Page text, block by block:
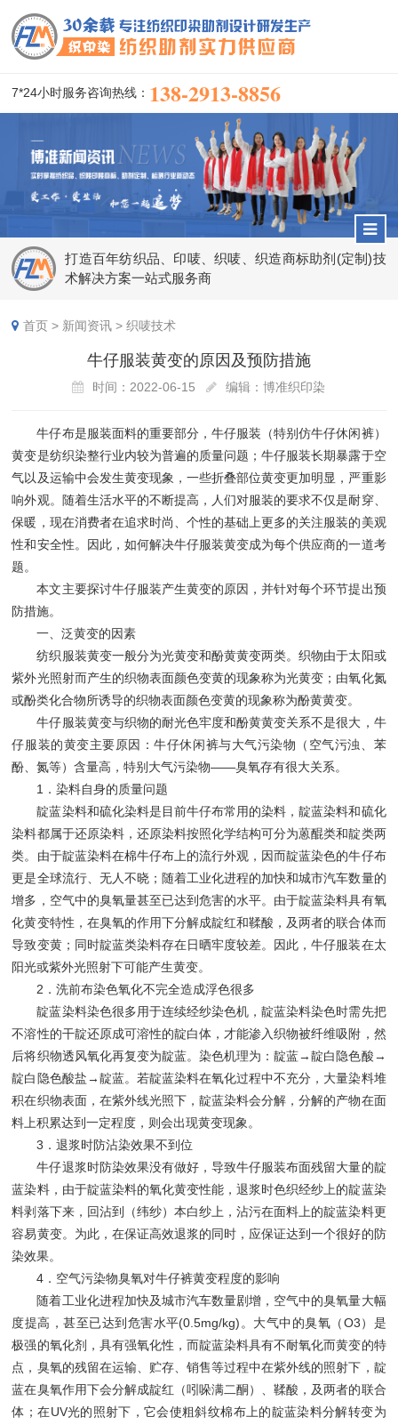
7*24小时服务咨询热线： 138-2913-8856
打造百年纺织品、印唛、织唛、织造商标助剂(定制)技
术解决方案一站式服务商
首页 > 新闻资讯 >织唛技术
牛仔服装黄变的原因及预防措施
时间：2022-06-15 编辑：博准织印染
牛仔布是服装面料的重要部分，牛仔服装（特别仿牛仔休闲裤）
黄变是纺织染整行业内较为普遍的质量问题；牛仔服装长期暴露于空
气以及运输中会发生黄变现象，一些折叠部位黄变更加明显，严重影
响外观。随着生活水平的不断提高，人们对服装的要求不仅是耐穿、
保暖，现在消费者在追求时尚、个性的基础上更多的关注服装的美观
性和安全性。因此，如何解决牛仔服装黄变成为每个供应商的一道考
题。
本文主要探讨牛仔服装产生黄变的原因，并针对每个环节提出预
防措施。
一、泛黄变的因素
纺织服装黄变一般分为光黄变和酚黄黄变两类。织物由于太阳或
紫外光照射而产生的织物表面颜色变黄的现象称为光黄变；由氧化氮
或酚类化合物所诱导的织物表面颜色变黄的现象称为酚黄黄变。
牛仔服装黄变与织物的耐光色牢度和酚黄黄变关系不是很大，牛
仔服装的黄变主要原因：牛仔休闲裤与大气污染物（空气污浊、苯
酚、氮等）含量高，特别大气污染物——臭氧存有很大关系。
1．染料自身的质量问题
靛蓝染料和硫化染料是目前牛仔布常用的染料，靛蓝染料和硫化
染料都属于还原染料，还原染料按照化学结构可分为蒽醌类和靛类两
类。由于靛蓝染料在棉牛仔布上的流行外观，因而靛蓝染色的牛仔布
更是全球流行、无人不晓；随着工业化进程的加快和城市汽车数量的
增多，空气中的臭氧量甚至已达到危害的水平。由于靛蓝染料具有氧
化黄变特性，在臭氧的作用下分解成靛红和鞣酸，及两者的联合体而
导致变黄；同时靛蓝类染料存在日晒牢度较差。因此，牛仔服装在太
阳光或紫外光照射下可能产生黄变。
2．洗前布染色氧化不完全造成浮色很多
靛蓝染料染色很多用于连续经纱染色机，靛蓝染料染色时需先把
不溶性的干靛还原成可溶性的靛白体，才能渗入织物被纤维吸附，然
后将织物透风氧化再复变为靛蓝。染色机理为：靛蓝→靛白隐色酸→
靛白隐色酸盐→靛蓝。若靛蓝染料在氧化过程中不充分，大量染料堆
积在织物表面，在紫外线光照下，靛蓝染料会分解，分解的产物在面
料上积累达到一定程度，则会出现黄变现象。
3．退浆时防沾染效果不到位
牛仔退浆时防染效果没有做好，导致牛仔服装布面残留大量的靛
蓝染料，由于靛蓝染料的氧化黄变性能，退浆时色织经纱上的靛蓝染
料剥落下来，回沾到（纬纱）本白纱上，沾污在面料上的靛蓝染料更
容易黄变。为此，在保证高效退浆的同时，应保证达到一个很好的防
染效果。
4．空气污染物臭氧对牛仔裤黄变程度的影响
随着工业化进程加快及城市汽车数量剧增，空气中的臭氧量大幅
度提高，甚至已达到危害水平(0.5mg/kg)。大气中的臭氧（O3）是
极强的氧化剂，具有强氧化性，而靛蓝染料具有不耐氧化而黄变的特
点，臭氧的残留在运输、贮存、销售等过程中在紫外线的照射下，靛
蓝在臭氧作用下会分解成靛红（吲哚满二酮）、鞣酸，及两者的联合
体；在UV光的照射下，它会使粗斜纹棉布上的靛蓝染料分解转变为